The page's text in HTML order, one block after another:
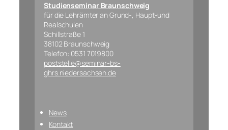
Studienseminar Braunschweig
für die Lehrämter an Grund-, Haupt-und
Realschulen
Schillstraße 1
38102 Braunschweig
Telefon: 0531 7019800
poststelle@seminar-bs-
ghrs.niedersachsen.de
News
Kontakt